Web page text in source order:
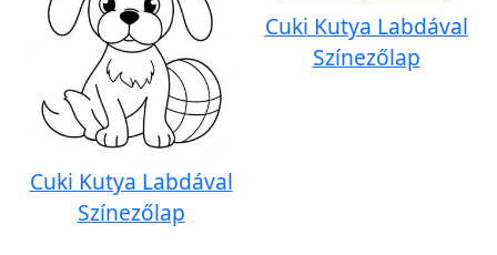
Cuki Kutya Labdával
Színezőlap
Cuki Kutya Labdával
Színezőlap